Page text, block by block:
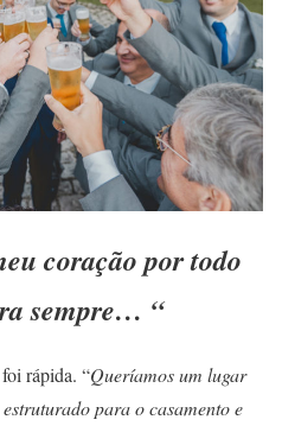
coração por todo
sempre… “
rápida. “Queríamos um lugar
para o casamento e